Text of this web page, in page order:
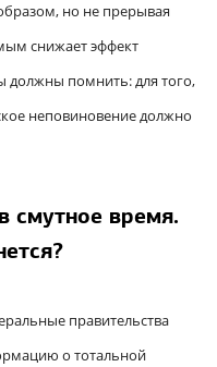
но не прерывая
снижает эффект
должны помнить: для того,
неповиновение должно
время.
правительства
о тотальной